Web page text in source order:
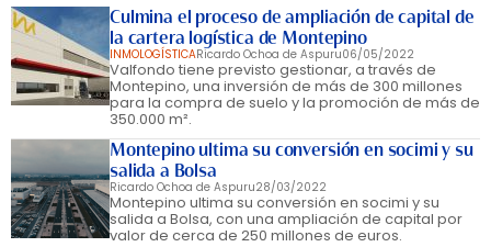
Culmina el proceso de ampliación de capital de
la cartera logística de Montepino
INMOLOGÍSTICARicardo Ochoa de Aspuru06/05/2022
Valfondo tiene previsto gestionar, a través de
Montepino, una inversión de más de 300 millones
para la compra de suelo y la promoción de más de
350.000 m².
Montepino ultima su conversión en socimi y su
salida a Bolsa
Ricardo Ochoa de Aspuru28/03/2022
Montepino ultima su conversión en socimi y su
salida a Bolsa, con una ampliación de capital por
valor de cerca de 250 millones de euros.